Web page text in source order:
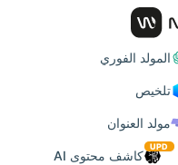
المولد الفوري
تلخيص
مولد العنوان
كاشف محتوى AI
UPD